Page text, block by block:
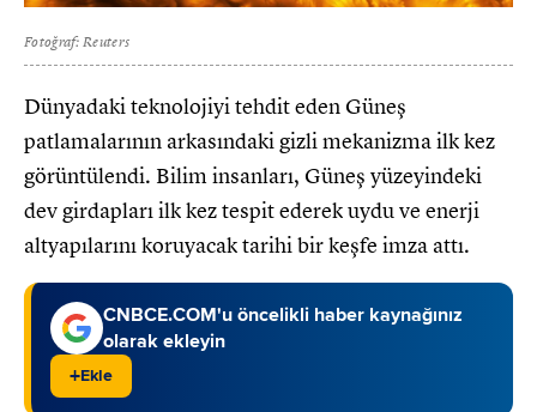
Fotoğraf: Reuters
Dünyadaki teknolojiyi tehdit eden Güneş
patlamalarının arkasındaki gizli mekanizma ilk kez
görüntülendi. Bilim insanları, Güneş yüzeyindeki
dev girdapları ilk kez tespit ederek uydu ve enerji
altyapılarını koruyacak tarihi bir keşfe imza attı.
CNBCE.COM'u öncelikli haber kaynağınız
olarak ekleyin
+Ekle